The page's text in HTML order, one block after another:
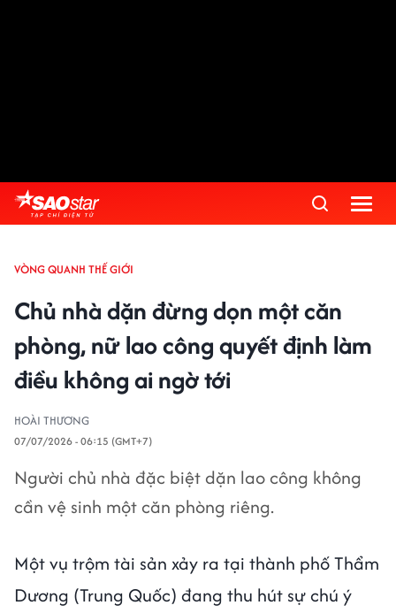
VÒNG QUANH THẾ GIỚI
Chủ nhà dặn đừng dọn một căn
phòng, nữ lao công quyết định làm
điều không ai ngờ tới
HOÀI THƯƠNG
07/07/2026 - 06:15 (GMT+7)
Người chủ nhà đặc biệt dặn lao công không
cần vệ sinh một căn phòng riêng.
Một vụ trộm tài sản xảy ra tại thành phố Thẩm
Dương (Trung Quốc) đang thu hút sự chú ý